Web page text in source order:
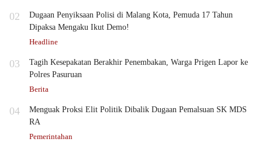
02
Dugaan Penyiksaan Polisi di Malang Kota, Pemuda 17 Tahun
Dipaksa Mengaku Ikut Demo!
Headline
03
Tagih Kesepakatan Berakhir Penembakan, Warga Prigen Lapor ke
Polres Pasuruan
Berita
04
Menguak Proksi Elit Politik Dibalik Dugaan Pemalsuan SK MDS
RA
Pemerintahan